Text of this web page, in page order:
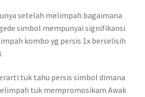
setelah melimpah bagaimana
simbol mempunyai signifikansi
kombo yg persis 1x berselisih
tuk tahu persis simbol dimana
tuk mempromosikam Awak